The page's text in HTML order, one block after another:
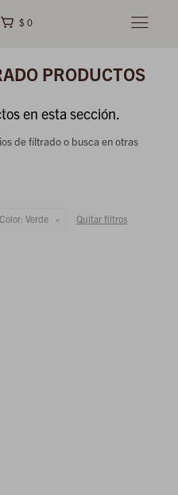
$ 0 
PRODUCTOS
en esta sección.
de filtrado o busca en otras
Color: Verde Quitar filtros